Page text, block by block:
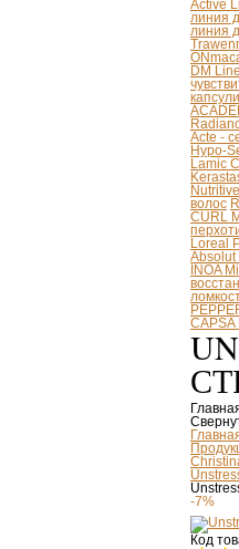
Active
линия
линия
DM
Acte -
Hypo-
Lamic
волос
CURL
Loreal
INOA
CAPSA
-7%
Код